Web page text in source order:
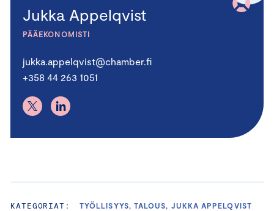
Jukka Appelqvist
PÄÄEKONOMISTI
jukka.appelqvist@chamber.fi
+358 44 263 1051
KATEGORIAT: TYÖLLISYYS, TALOUS, JUKKA APPELQVIST